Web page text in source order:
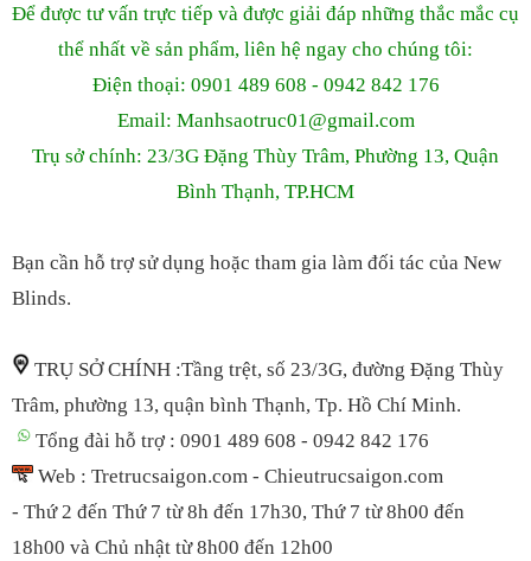
Để được tư vấn trực tiếp và được giải đáp những thắc mắc cụ
thể nhất về sản phẩm, liên hệ ngay cho chúng tôi:
Điện thoại: 0901 489 608 - 0942 842 176
Email: Manhsaotruc01 @gmail.com
Trụ sở chính: 23/3G Đặng Thùy Trâm, Phường 13, Quận
Bình Thạnh, TP.HCM
Bạn cần hỗ trợ sử dụng hoặc tham gia làm đối tác của New
Blinds.
TRỤ SỞ CHÍNH :Tầng trệt, số 23/3G, đường Đặng Thùy
Trâm, phường 13, quận bình Thạnh, Tp. Hồ Chí Minh.
Tổng đài hỗ trợ : 0901 489 608 - 0942 842 176
Web : Tretrucsaigon.com - Chieutrucsaigon.com
- Thứ 2 đến Thứ 7 từ 8h đến 17h30, Thứ 7 từ 8h00 đến
18h00 và Chủ nhật từ 8h00 đến 12h00